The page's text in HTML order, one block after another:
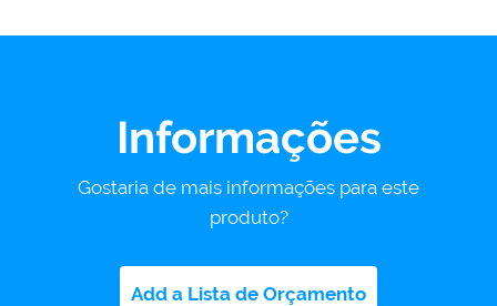
Informações
Gostaria de mais informações para este
produto?
Add a Lista de Orçamento